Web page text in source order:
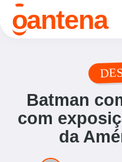
oantena
Batman
com
da